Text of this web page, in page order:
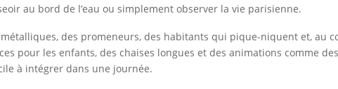
au bord de l’eau ou simplement observer la vie parisienne.
des promeneurs, des habitants qui pique-niquent et, au
pour les enfants, des chaises longues et des animations comme
à intégrer dans une journée.